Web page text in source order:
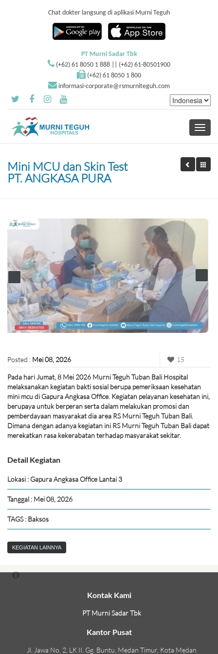
Chat dokter langsung di aplikasi Murni Teguh
PT Murni Sadar Tbk
(+62) 61 8050 1 888 || (+62) 61-80501900
(+62) 61 8050 1 800
informasi-corporate@rsmurniteguh.com
Toggle
Mini MCU dan Skin Test
PT. ANGKASA PURA
Posted : Mei 08, 2026 15
Pada hari Jumat, 8 Mei 2026 Murni Teguh Tuban Bali Hospital
melaksanakan kegiatan bakti sosial berupa pemeriksaan kesehatan
mini mcu di Gapura Angkasa Office. Kegiatan pelayanan kesehatan ini,
berupaya untuk berperan serta dalam melakukan promosi dan
pemberdayaan masyarakat dia area RS Murni Teguh Tuban Bali.
Dimana dengan adanya kegiatan ini RS Murni Teguh Tuban Bali dapat
merekatkan rasa kekerabatan terhadap masyarakat sekitar.
Detail Kegiatan
Lokasi : Gapura Angkasa Office Lantai 3
Tanggal : Mei 08, 2026
TAGS : Baksos
KEGIATAN LAINNYA
Kontak Kami
PT Murni Sadar Tbk
Kantor Pusat
Jl. Jawa No. 2, LK II, Gg. Buntu, Medan Timur, Kota Medan